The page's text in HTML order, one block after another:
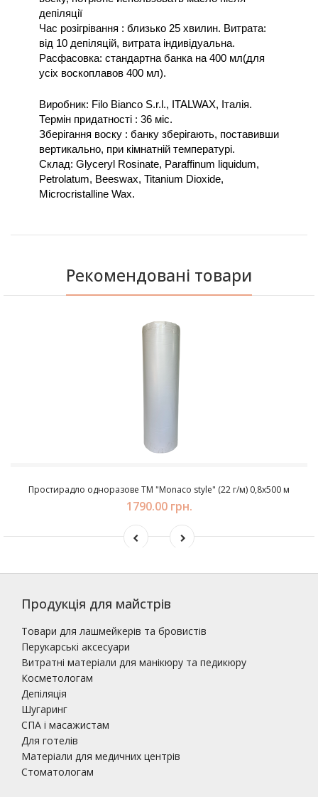
депіляції
Час розігрівання : близько 25 хвилин. Витрата:
від 10 депіляцій, витрата індивідуальна.
Расфасовка: стандартна банка на 400 мл(для
усіх воскоплавов 400 мл).
Виробник: Filo Bianco S.r.l., ITALWAX, Італія.
Термін придатності : 36 міс.
Зберігання воску : банку зберігають, поставивши
вертикально, при кімнатній температурі.
Склад: Glyceryl Rosinate, Paraffinum liquidum,
Petrolatum, Beeswax, Titanium Dioxide,
Microcristalline Wax.
Рекомендовані товари
Простирадло одноразове ТМ "Monaco style" (22 г/м) 0,8х500 м
1790.00 грн.
Продукція для майстрів
Товари для лашмейкерів та бровистів
Перукарські аксесуари
Витратні матеріали для манікюру та педикюру
Косметологам
Депіляція
Шугаринг
СПА і масажистам
Для готелів
Матеріали для медичних центрів
Стоматологам